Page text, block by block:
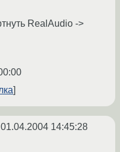
RealAudio ->
01.04.2004 14:45:28